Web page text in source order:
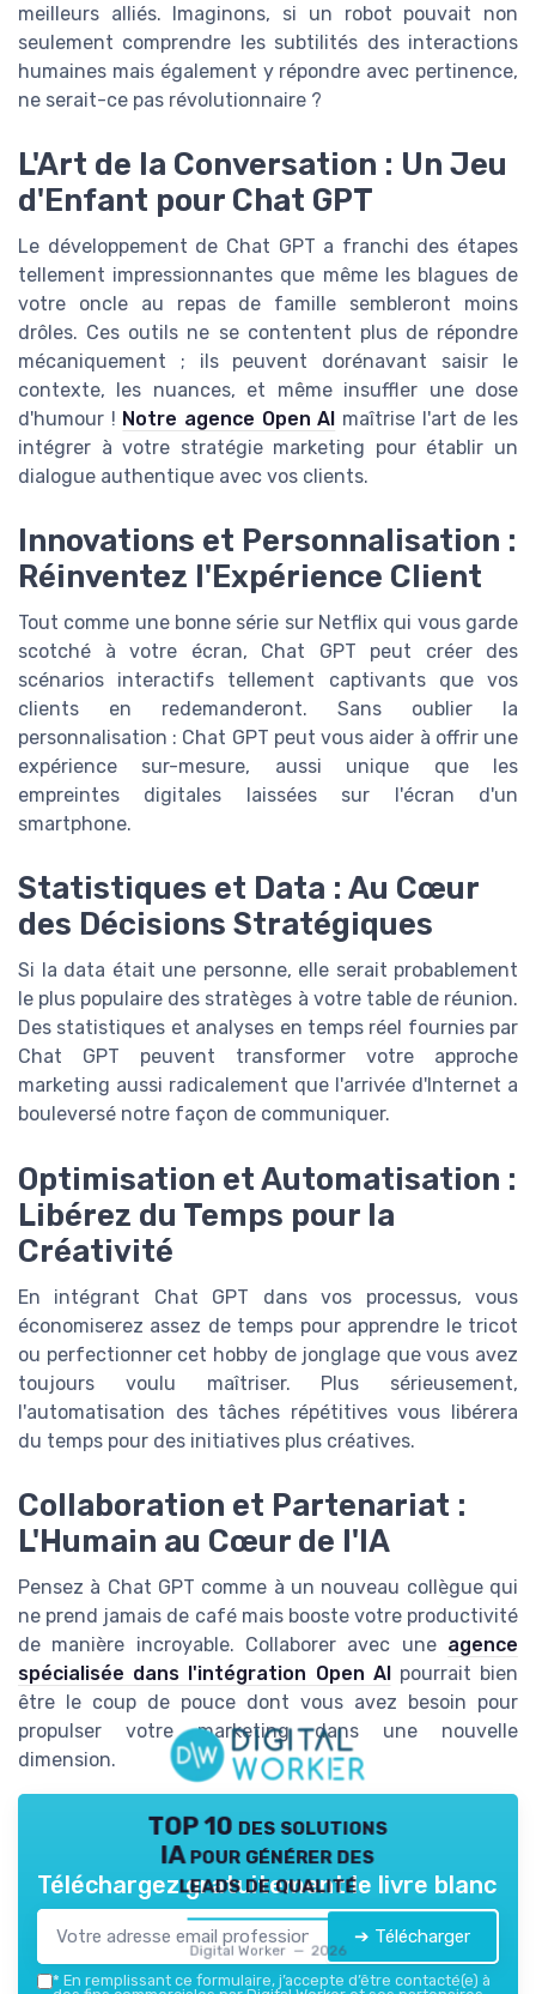
meilleurs alliés. Imaginons, si un robot pouvait non
seulement comprendre les subtilités des interactions
humaines mais également y répondre avec pertinence,
ne serait-ce pas révolutionnaire ?
L'Art de la Conversation : Un Jeu
d'Enfant pour Chat GPT
Le développement de Chat GPT a franchi des étapes
tellement impressionnantes que même les blagues de
votre oncle au repas de famille sembleront moins
drôles. Ces outils ne se contentent plus de répondre
mécaniquement ; ils peuvent dorénavant saisir le
contexte, les nuances, et même insuffler une dose
d'humour ! Notre agence Open AI maîtrise l'art de les
intégrer à votre stratégie marketing pour établir un
dialogue authentique avec vos clients.
Innovations et Personnalisation :
Réinventez l'Expérience Client
Tout comme une bonne série sur Netflix qui vous garde
scotché à votre écran, Chat GPT peut créer des
scénarios interactifs tellement captivants que vos
clients en redemanderont. Sans oublier la
personnalisation : Chat GPT peut vous aider à offrir une
expérience sur-mesure, aussi unique que les
empreintes digitales laissées sur l'écran d'un
smartphone.
Statistiques et Data : Au Cœur
des Décisions Stratégiques
Si la data était une personne, elle serait probablement
le plus populaire des stratèges à votre table de réunion.
Des statistiques et analyses en temps réel fournies par
Chat GPT peuvent transformer votre approche
marketing aussi radicalement que l'arrivée d'Internet a
bouleversé notre façon de communiquer.
Optimisation et Automatisation :
Libérez du Temps pour la
Créativité
En intégrant Chat GPT dans vos processus, vous
économiserez assez de temps pour apprendre le tricot
ou perfectionner cet hobby de jonglage que vous avez
toujours voulu maîtriser. Plus sérieusement,
l'automatisation des tâches répétitives vous libérera
du temps pour des initiatives plus créatives.
Collaboration et Partenariat :
L'Humain au Cœur de l'IA
Pensez à Chat GPT comme à un nouveau collègue qui
ne prend jamais de café mais booste votre productivité
de manière incroyable. Collaborer avec une agence
spécialisée dans l'intégration Open AIpourrait bien
être le coup de pouce dont vous avez besoin pour
propulser votre marketing dans une nouvelle
dimension.
TOP 10 des solutions
IA pour générer des
leads de qualité
Digital Worker — 2026
Téléchargez gratuitement le livre blanc
➔ Télécharger
* En remplissant ce formulaire, j’accepte d’être contacté(e) à